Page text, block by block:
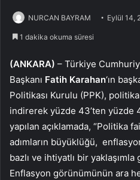
NURCAN BAYRAM Eylül 14,
1 dakika okuma süresi
(ANKARA) – Türkiye
Başkanı Fatih Karahan‘ın
Politikası Kurulu (PPK),
indirerek yüzde 43’ten yüzde
yapılan açıklamada, “Politika
adımların büyüklüğü,
bazlı ve ihtiyatlı bir
Enflasyon görünümünün ara